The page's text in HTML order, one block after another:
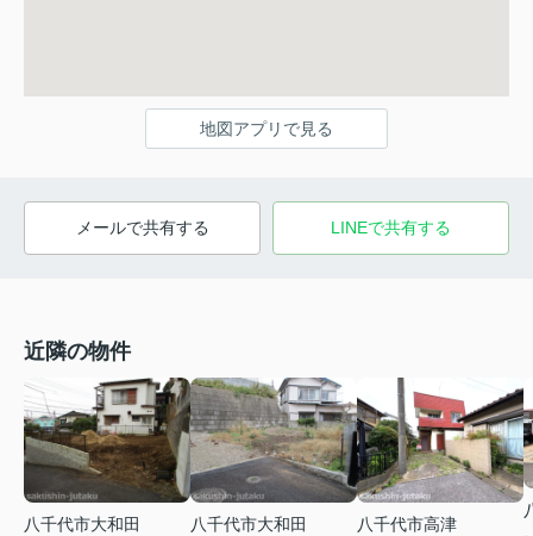
地図アプリで見る
メールで共有する LINEで共有する
近隣の物件
八千代市大和田
八千代市大和田
八千代市高津